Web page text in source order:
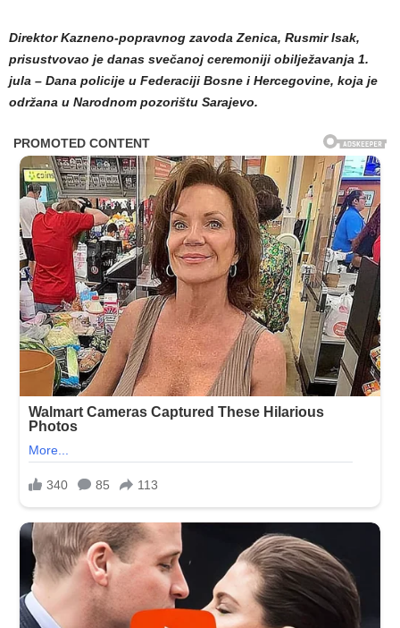
Direktor Kazneno-popravnog zavoda Zenica, Rusmir Isak,
prisustvovao je danas svečanoj ceremoniji obilježavanja 1.
jula – Dana policije u Federaciji Bosne i Hercegovine, koja je
održana u Narodnom pozorištu Sarajevo.